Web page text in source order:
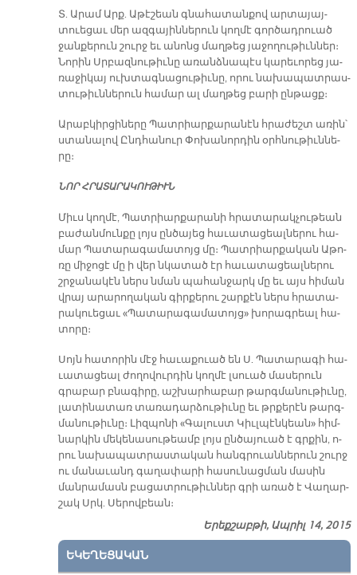
Տ. Ա­րամ Արք. Ա­թէ­շեան գնա­հա­տան­քով ար­տա­յայ­
տուե­ցաւ մեր ազ­գա­յին­նե­րուն կող­մէ գոր­ծադ­րուած
ջան­քե­րուն շուրջ եւ ա­նոնց մաղ­թեց յա­ջո­ղու­թիւն­ներ։
Նո­րին Սրբազ­նու­թիւ­նը ա­ռանձ­նա­պէս կա­րե­ւո­րեց յա­
ռա­ջի­կայ ուխ­տագ­նա­ցու­թիւ­նը, ո­րու նա­խա­պատ­րաս­
տու­թիւն­նե­րուն հա­մար ալ մաղ­թեց բա­րի ըն­թացք։
Ա­րաբ­կիր­ցի­նե­րը Պատ­րիար­քա­րա­նէն հրա­ժեշտ ա­ռին՝
ստա­նա­լով Ընդ­հա­նուր Փո­խա­նոր­դին օրհ­նու­թիւն­նե­
րը։
ՆՈՐ ՀՐԱ­ՏԱ­ՐԱ­ԿՈՒ­ԹԻՒՆ
Միւս կող­մէ, Պատ­րիար­քա­րա­նի հրա­տա­րակ­չու­թեան
բա­ժան­մուն­քը լոյս ըն­ծա­յեց հա­ւա­տա­ցեալ­նե­րու հա­
մար Պա­տա­րա­գա­մա­տոյց մը։ Պատ­րիար­քա­կան Ա­թո­
ռը մի­ջո­ցէ մը ի վեր նկա­տած էր հա­ւա­տա­ցեալ­նե­րու
շրջա­նա­կէն ներս նման պա­հան­ջարկ մը եւ այս հի­ման
վրայ ա­րա­րո­ղա­կան գիր­քե­րու շար­քէն ներս հրա­տա­
րա­կուե­ցաւ «Պա­տա­րա­գա­մա­տոյց» խո­րագ­րեալ հա­
տո­րը։
Սոյն հա­տո­րին մէջ հա­ւա­քուած են Ս. Պա­տա­րա­գի հա­
ւա­տա­ցեալ ժո­ղո­վուր­դին կող­մէ լսուած մա­սե­րուն
գրա­բար բնա­գի­րը, աշ­խար­հա­բար թարգ­մա­նու­թիւ­նը,
լա­տի­նա­տառ տա­ռա­դար­ձու­թիւ­նը եւ թրքե­րէն թարգ­
մա­նու­թիւ­նը։ Լիզ­պո­նի «Գա­լուստ Կիւլ­պէն­կեան» հիմ­
նար­կին մե­կե­նա­սու­թեամբ լոյս ըն­ծա­յուած է գրքին, ո­
րու նա­խա­պատ­րաս­տա­կան հանգ­րուան­նե­րուն շուրջ
ու մա­նա­ւանդ գա­ղա­փա­րի հա­սու­նաց­ման մա­սին
ման­րա­մասն բա­ցատ­րու­թիւն­ներ գրի ա­ռած է Վա­ղար­
շակ Սրկ. Սե­րով­բեան։
Երեքշաբթի, Ապրիլ 14, 2015
ԵԿԵՂԵՑԱԿԱՆ